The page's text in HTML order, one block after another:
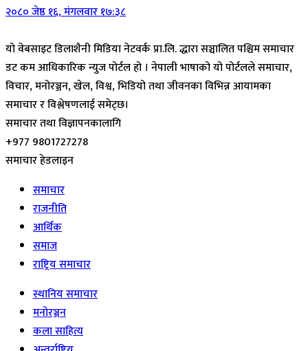
२०८० जेष्ठ १६, मंगलवार १७:३८
यो वेबसाइट डिलाशैनी मिडिया नेटवर्क प्रा.लि. द्धारा सञ्चालित पश्चिम समाचार
डट कम आधिकारिक न्युज पोर्टल हो । नेपाली भाषाको यो पोर्टलले समाचार,
विचार, मनोरञ्जन, खेल, विश्व, भिडियो तथा जीवनका विभिन्न आयामका
समाचार र विश्लेषणलाई समेट्छ।
समाचार तथा विज्ञापनकालागि
+977 9801727278
समाचार हेडलाइन
समाचार
राजनीति
आर्थिक
समाज
राष्ट्रिय समाचार
स्थानिय समाचार
मनोरञ्जन
कला साहित्य